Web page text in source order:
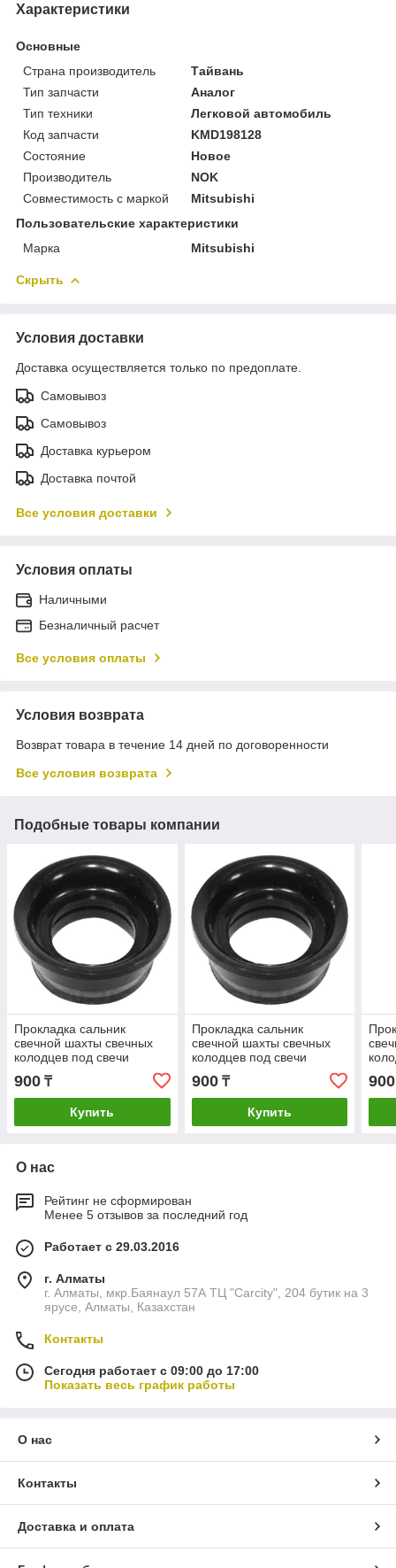
Характеристики
Основные
Страна производитель
Тайвань
Тип запчасти
Аналог
Тип техники
Легковой автомобиль
Код запчасти
KMD198128
Состояние
Новое
Производитель
NOK
Совместимость с маркой
Mitsubishi
Пользовательские характеристики
Марка
Mitsubishi
Скрыть
Условия доставки
Доставка осуществляется только по предоплате.
Самовывоз
Самовывоз
Доставка курьером
Доставка почтой
Все условия доставки
Условия оплаты
Наличными
Безналичный расчет
Все условия оплаты
Условия возврата
Возврат товара в течение 14 дней по договоренности
Все условия возврата
Подобные товары компании
Прокладка сальник
свечной шахты свечных
колодцев под свечи
митсубиши MD198128
900 ₸
Купить
Прокладка сальник
свечной шахты свечных
колодцев под свечи
митсубиши MD198128
900₸
Купить
900
О нас
Рейтинг не сформирован
Менее 5 отзывов за последний год
Работает с 29.03.2016
г. Алматы
г. Алматы, мкр.Баянаул 57А ТЦ "Carcity", 204 бутик на 3
ярусе, Алматы, Казахстан
Контакты
Сегодня работает с 09:00 до 17:00
Показать весь график работы
О нас
Контакты
Доставка и оплата